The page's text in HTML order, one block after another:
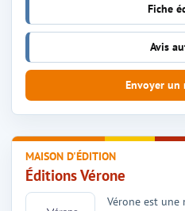
MAISON D'ÉDITION
Éditions Vérone
Vérone est
Fiche
Avis
Envoyer un